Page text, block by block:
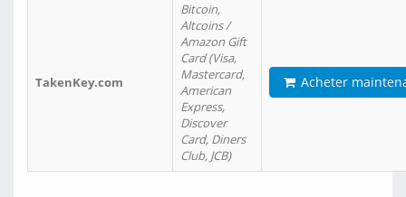
TakenKey.com
Bitcoin,
Altcoins /
Amazon Gift
Card (Visa,
Mastercard,
American
Express,
Discover
Card, Diners
Club, JCB)
Acheter